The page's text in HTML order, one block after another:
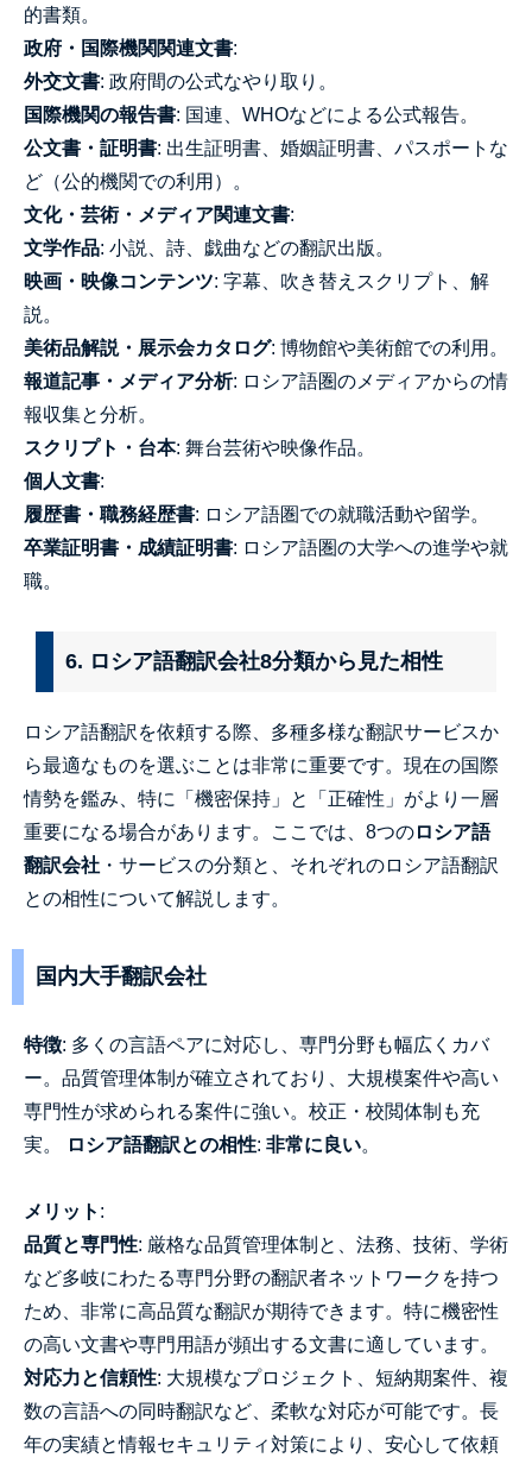
的書類。
政府・国際機関関連文書:
外交文書: 政府間の公式なやり取り。
国際機関の報告書: 国連、WHOなどによる公式報告。
公文書・証明書: 出生証明書、婚姻証明書、パスポートな
ど（公的機関での利用）。
文化・芸術・メディア関連文書:
文学作品: 小説、詩、戯曲などの翻訳出版。
映画・映像コンテンツ: 字幕、吹き替えスクリプト、解
説。
美術品解説・展示会カタログ: 博物館や美術館での利用。
報道記事・メディア分析: ロシア語圏のメディアからの情
報収集と分析。
スクリプト・台本: 舞台芸術や映像作品。
個人文書:
履歴書・職務経歴書: ロシア語圏での就職活動や留学。
卒業証明書・成績証明書: ロシア語圏の大学への進学や就
職。
6. ロシア語翻訳会社8分類から見た相性
ロシア語翻訳を依頼する際、多種多様な翻訳サービスか
ら最適なものを選ぶことは非常に重要です。現在の国際
情勢を鑑み、特に「機密保持」と「正確性」がより一層
重要になる場合があります。ここでは、8つのロシア語
翻訳会社 ・サービスの分類と、それぞれのロシア語翻訳
との相性について解説します。
国内大手翻訳会社
特徴: 多くの言語ペアに対応し、専門分野も幅広くカバ
ー。品質管理体制が確立されており、大規模案件や高い
専門性が求められる案件に強い。校正・校閲体制も充
実。
ロシア語翻訳との相性: 非常に良い。
メリット :
品質と専門性: 厳格な品質管理体制と、法務、技術、学術
など多岐にわたる専門分野の翻訳者ネットワークを持つ
ため、非常に高品質な翻訳が期待できます。特に機密性
の高い文書や専門用語が頻出する文書に適しています。
対応力と信頼性: 大規模なプロジェクト、短納期案件、複
数の言語への同時翻訳など、柔軟な対応が可能です。長
年の実績と情報セキュリティ対策により、安心して依頼